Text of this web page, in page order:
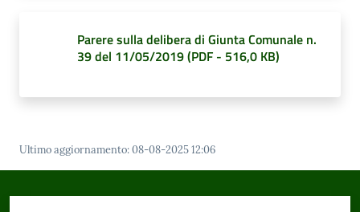
Parere sulla delibera di Giunta Comunale n.
39 del 11/05/2019(PDF - 516,0 KB)
Ultimo aggiornamento:08-08-2025 12:06